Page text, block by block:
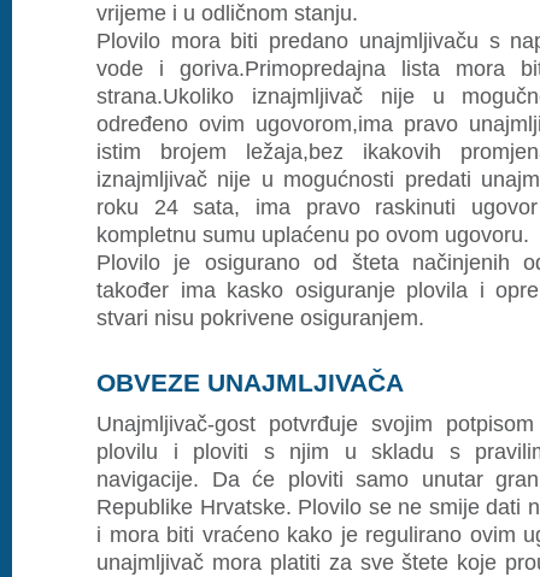
vrijeme i u odličnom stanju.
Plovilo mora biti predano unajmljivaču s
vode i goriva.Primopredajna lista mora
strana.Ukoliko iznajmljivač nije u
određeno ovim ugovorom,ima pravo
istim brojem ležaja,bez ikakovih
iznajmljivač nije u mogućnosti predati
roku 24 sata, ima pravo raskinuti
kompletnu sumu uplaćenu po ovom ugovoru.
Plovilo je osigurano od šteta načinjenih
također ima kasko osiguranje plovila i
stvari nisu pokrivene osiguranjem.
OBVEZE UNAJMLJIVAČA
Unajmljivač-gost potvrđuje svojim
plovilu i ploviti s njim u skladu s
navigacije. Da će ploviti samo unutar
Republike Hrvatske. Plovilo se ne smije dati
i mora biti vraćeno kako je regulirano ovim
unajmljivač mora platiti za sve štete koje